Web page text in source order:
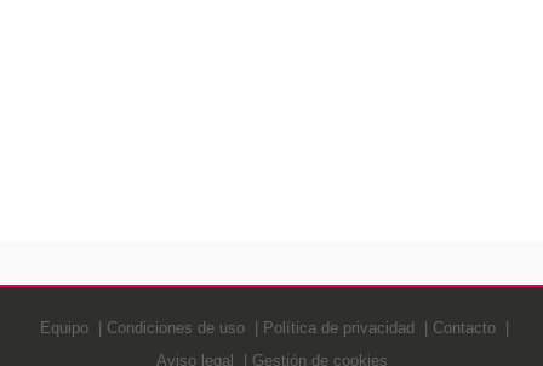
Equipo Condiciones de uso Política de privacidad
Contacto
Aviso legal
Gestión de cookies